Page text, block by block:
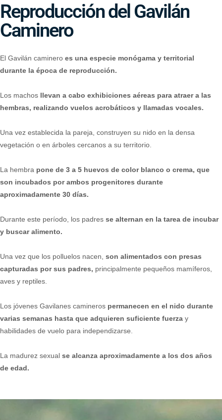
Reproducción del Gavilán
Caminero
El Gavilán caminero es una especie monógama y territorial
durante la época de reproducción.
Los machos llevan a cabo exhibiciones aéreas para atraer a las
hembras, realizando vuelos acrobáticos y llamadas vocales.
Una vez establecida la pareja, construyen su nido en la densa
vegetación o en árboles cercanos a su territorio.
La hembra pone de 3 a 5 huevos de color blanco o crema, que
son incubados por ambos progenitores durante
aproximadamente 30 días.
Durante este período, los padres se alternan en la tarea de incubar
y buscar alimento.
Una vez que los polluelos nacen, son alimentados con presas
capturadas por sus padres, principalmente pequeños mamíferos,
aves y reptiles.
Los jóvenes Gavilanes camineros permanecen en el nido durante
varias semanas hasta que adquieren suficiente fuerza y
habilidades de vuelo para independizarse.
La madurez sexual se alcanza aproximadamente a los dos años
de edad.